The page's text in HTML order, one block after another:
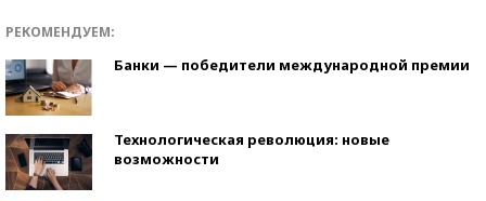
РЕКОМЕНДУЕМ:
Банки — победители международной премии
Технологическая революция: новые
возможности